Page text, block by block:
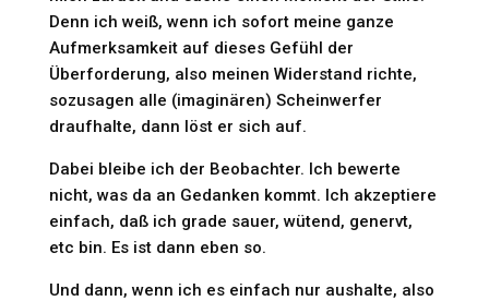
Denn ich weiß, wenn ich sofort meine ganze
Aufmerksamkeit auf dieses Gefühl der
Überforderung, also meinen Widerstand richte,
sozusagen alle (imaginären) Scheinwerfer
draufhalte, dann löst er sich auf.
Dabei bleibe ich der Beobachter. Ich bewerte
nicht, was da an Gedanken kommt. Ich akzeptiere
einfach, daß ich grade sauer, wütend, genervt,
etc bin. Es ist dann eben so.
Und dann, wenn ich es einfach nur aushalte, also